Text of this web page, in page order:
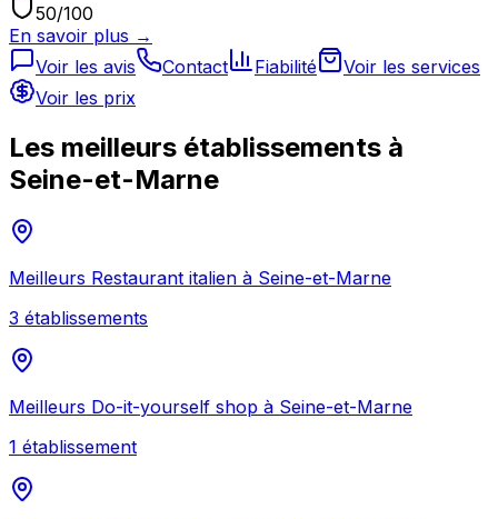
50/100
En savoir plus →
Voir les avis
Contact Fiabilité
Voir les services
Voir les prix
Les meilleurs établissements à
Seine-et-Marne
Meilleurs Restaurant italien à Seine-et-Marne
3 établissements
Meilleurs Do-it-yourself shop à Seine-et-Marne
1 établissement